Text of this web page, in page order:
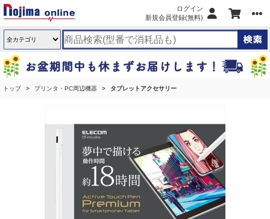
ログイン
新規会員登録(無料)
トップ プリンタ・PC周辺機器 タブレットアクセサリー